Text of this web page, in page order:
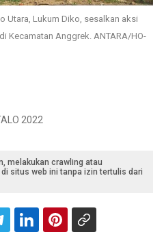
Utara, Lukum Diko, sesalkan aksi
Kecamatan Anggrek. ANTARA/HO-
2022
melakukan crawling atau
situs web ini tanpa izin tertulis dari